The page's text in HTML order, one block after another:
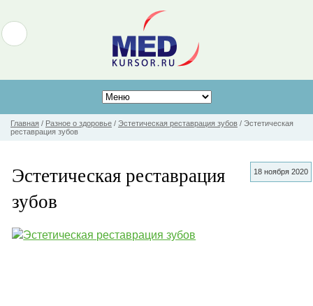
Главная / Разное о здоровье / Эстетическая реставрация зубов / Эстетическая
реставрация зубов
18 ноября 2020
Эстетическая реставрация
зубов